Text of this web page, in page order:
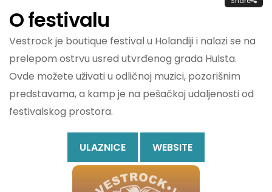
O festivalu
Vestrock je boutique festival u Holandiji i nalazi se na
prelepom ostrvu usred utvrđenog grada Hulsta.
Ovde možete uživati u odličnoj muzici, pozorišnim
predstavama, a kamp je na pešačkoj udaljenosti od
festivalskog prostora.
ULAZNICE WEBSITE